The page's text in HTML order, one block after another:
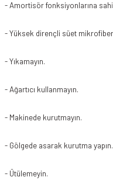
- Amortisör fonksiyonlarına
- Yüksek dirençli süet
- Yıkamayın.
- Ağartıcı kullanmayın.
- Makinede kurutmayın.
- Gölgede asarak kurutma yapın.
- Ütülemeyin.